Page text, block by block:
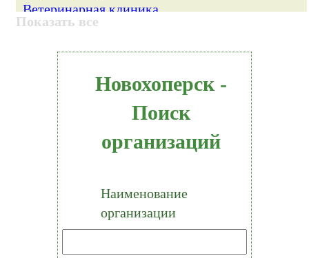
Ветеринарная клиника
Вневедомственная охрана
Гимназия
Гипермаркет
Госавтоинспекция
Гостиница
Денежные переводы
Детская больница
Детская мебель
Детские игрушки и игры
Детский магазин
Детский сад
Показать все
Новохоперск -
Поиск
организаций
Наименование
организации